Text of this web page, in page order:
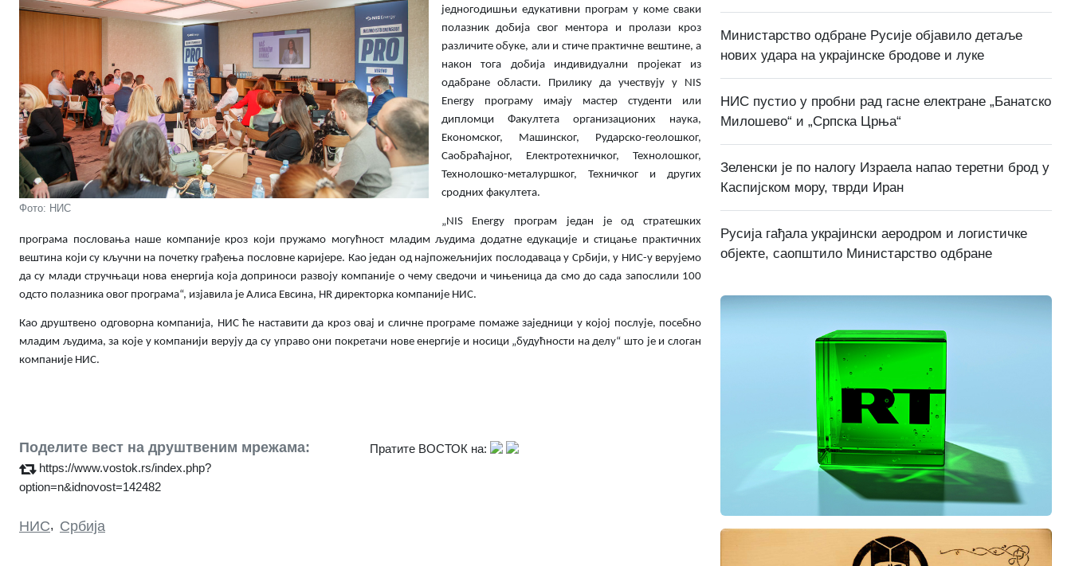
Фото: НИС
једногодишњи едукативни програм у коме сваки
полазник добија свог ментора и пролази кроз
различите обуке, али и стиче практичне вештине, а
након тога добија индивидуални пројекат из
одабране области. Прилику да учествују у NIS
Energy програму имају мастер студенти или
дипломци Факултета организационих наука,
Економског, Машинског, Рударско-геолошког,
Саобраћајног, Електротехничког, Технолошког,
Технолошко-металуршког, Техничког и других
сродних факултета.
„NIS Energy програм један је од стратешких
програма пословања наше компаније кроз који пружамо могућност младим људима додатне едукације и стицањe практичних
вештина који су кључни на почетку грађења пословне каријере. Као један од најпожељнијих послодаваца у Србији, у НИС-у верујемо
да су млади стручњаци нова енергија која доприноси развоју компаније о чему сведочи и чињеница да смо до сада запослили 100
одсто полазника овог програма“, изјавила је Алиса Евсина, HR директорка компаније НИС.
Као друштвено одговорна компанија, НИС ће наставити да кроз овај и сличне програме помаже заједници у којој послује, посебно
младим људима, за које у компанији верују да су управо они покретачи нове енергије и носици „будућности на делу“ што је и слоган
компаније НИС.
Поделите вест на друштвеним мрежама:
https://www.vostok.rs/index.php?
option=n&idnovost=142482
Пратите ВОСТОК на:
НИС, Србија
Министарство одбране Русије објавило детаље
нових удара на украјинске бродове и луке
НИС пустио у пробни рад гасне електране „Банатско
Милошево“ и „Српска Црња“
Зеленски је по налогу Израела напао теретни брод у
Каспијском мору, тврди Иран
Русија гађала украјински аеродром и логистичке
објекте, саопштило Министарство одбране